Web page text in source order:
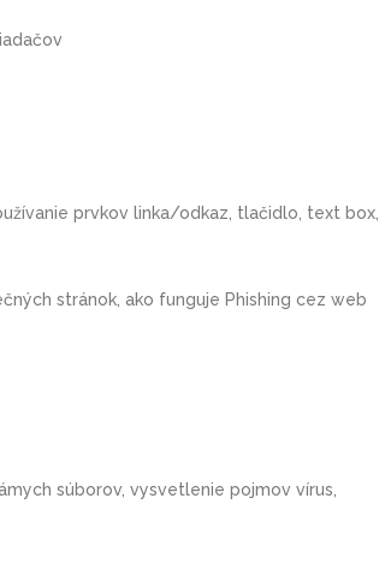
prvkov linka/odkaz, tlačidlo, text box,
stránok, ako funguje Phishing cez web
súborov, vysvetlenie pojmov vírus,